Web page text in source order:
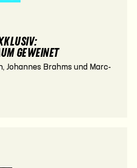
GEWEINET
Johannes Brahms und Marc-